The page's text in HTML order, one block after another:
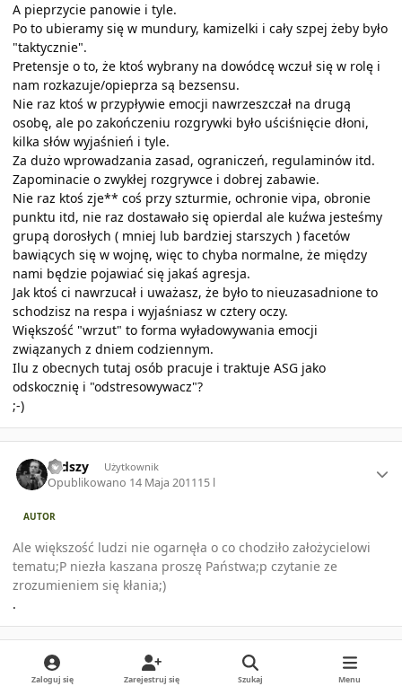
A pieprzycie panowie i tyle.
Po to ubieramy się w mundury, kamizelki i cały szpej żeby było
"taktycznie".
Pretensje o to, że ktoś wybrany na dowódcę wczuł się w rolę i
nam rozkazuje/opieprza są bezsensu.
Nie raz ktoś w przypływie emocji nawrzeszczał na drugą
osobę, ale po zakończeniu rozgrywki było uściśnięcie dłoni,
kilka słów wyjaśnień i tyle.
Za dużo wprowadzania zasad, ograniczeń, regulaminów itd.
Zapominacie o zwykłej rozgrywce i dobrej zabawie.
Nie raz ktoś zje** coś przy szturmie, ochronie vipa, obronie
punktu itd, nie raz dostawało się opierdal ale kuźwa jesteśmy
grupą dorosłych ( mniej lub bardziej starszych ) facetów
bawiących się w wojnę, więc to chyba normalne, że między
nami będzie pojawiać się jakaś agresja.
Jak ktoś ci nawrzucał i uważasz, że było to nieuzasadnione to
schodzisz na respa i wyjaśniasz w cztery oczy.
Większość "wrzut" to forma wyładowywania emocji
związanych z dniem codziennym.
Ilu z obecnych tutaj osób pracuje i traktuje ASG jako
odskocznię i "odstresowywacz"?
;-)
rudszy Użytkownik
Opublikowano 14 Maja 201115 l
AUTOR
Ale większość ludzi nie ogarnęła o co chodziło założycielowi
tematu;P niezła kaszana proszę Państwa;p czytanie ze
zrozumieniem się kłania;)
.
bender Użytkownik
Opublikowano15 Maja 2011
Zaloguj się Zarejestruj się Szukaj Menu